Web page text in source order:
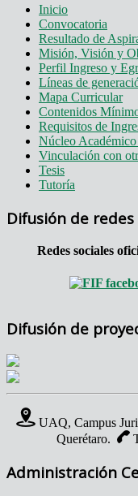
Inicio
Convocatoria
Resultado de
Misión, Visión y
Perfil Ingreso y
Líneas de
Mapa Curricular
Contenidos
Requisitos de
Núcleo
Vinculación con
Tesis
Tutoría
Difusión de redes
Redes sociales
Difusión de
UAQ, Campus
Querétaro.
Administración